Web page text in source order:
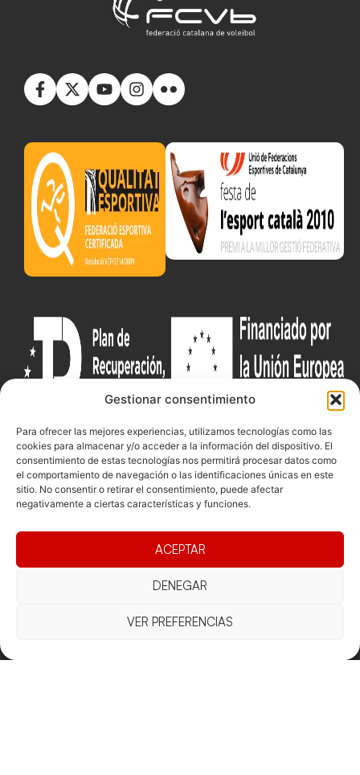
Gestionar consentimiento
Para ofrecer las mejores experiencias, utilizamos tecnologías como las
cookies para almacenar y/o acceder a la información del dispositivo. El
consentimiento de estas tecnologías nos permitirá procesar datos como
el comportamiento de navegación o las identificaciones únicas en este
sitio. No consentir o retirar el consentimiento, puede afectar
negativamente a ciertas características y funciones.
ACEPTAR
DENEGAR
VER PREFERENCIAS
Federació
Competicions
Competiciones
Pista
Competiciones
Vólei neu
Documentacio
Funcionament
Eleccions
Contacte
Carrer de les